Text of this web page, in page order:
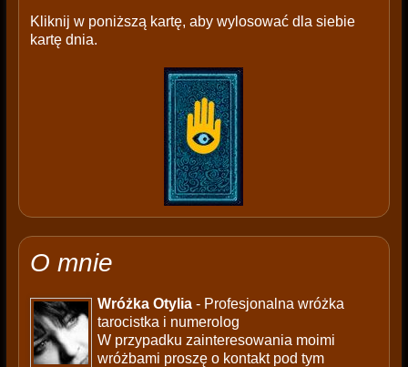
Kliknij w poniższą kartę, aby wylosować dla siebie
kartę dnia.
O mnie
Wróżka Otylia- Profesjonalna wróżka
tarocistka i numerolog
W przypadku zainteresowania moimi
wróżbami proszę o kontakt pod tym